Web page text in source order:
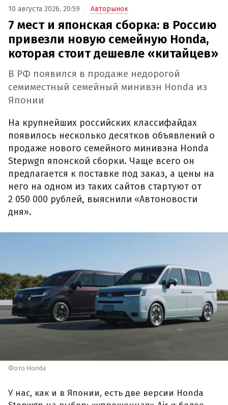
10 августа 2026, 20:59 Авторынок
7 мест и японская сборка: в Россию
привезли новую семейную Honda,
которая стоит дешевле «китайцев»
В РФ появился в продаже недорогой
семиместный семейный минивэн Honda из
Японии
На крупнейших российских классифайдах
появилось несколько десятков объявлений о
продаже нового семейного минивэна Honda
Stepwgn японской сборки. Чаще всего он
предлагается к поставке под заказ, а цены на
него на одном из таких сайтов стартуют от
2 050 000 рублей, выяснили «Автоновости
дня».
Фото Honda
У нас, как и в Японии, есть две версии Honda